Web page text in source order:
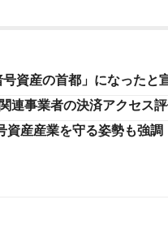
資産の首都」になったと
連事業者の決済アクセス
資産産業を守る姿勢も強調